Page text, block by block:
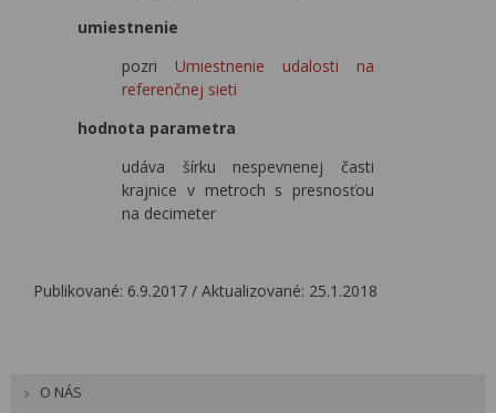
umiestnenie
pozri Umiestnenie udalosti na
referenčnej sieti
hodnota parametra
udáva šírku nespevnenej časti
krajnice v metroch s presnosťou
na decimeter
Publikované: 6.9.2017 / Aktualizované: 25.1.2018
O NÁS